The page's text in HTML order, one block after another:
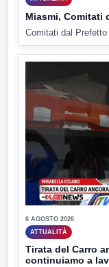
Miasmi, Comitati
Comitati dal Prefetto
6 AGOSTO 2026
ATTUALITÀ
Tirata del Carro
continuiamo a